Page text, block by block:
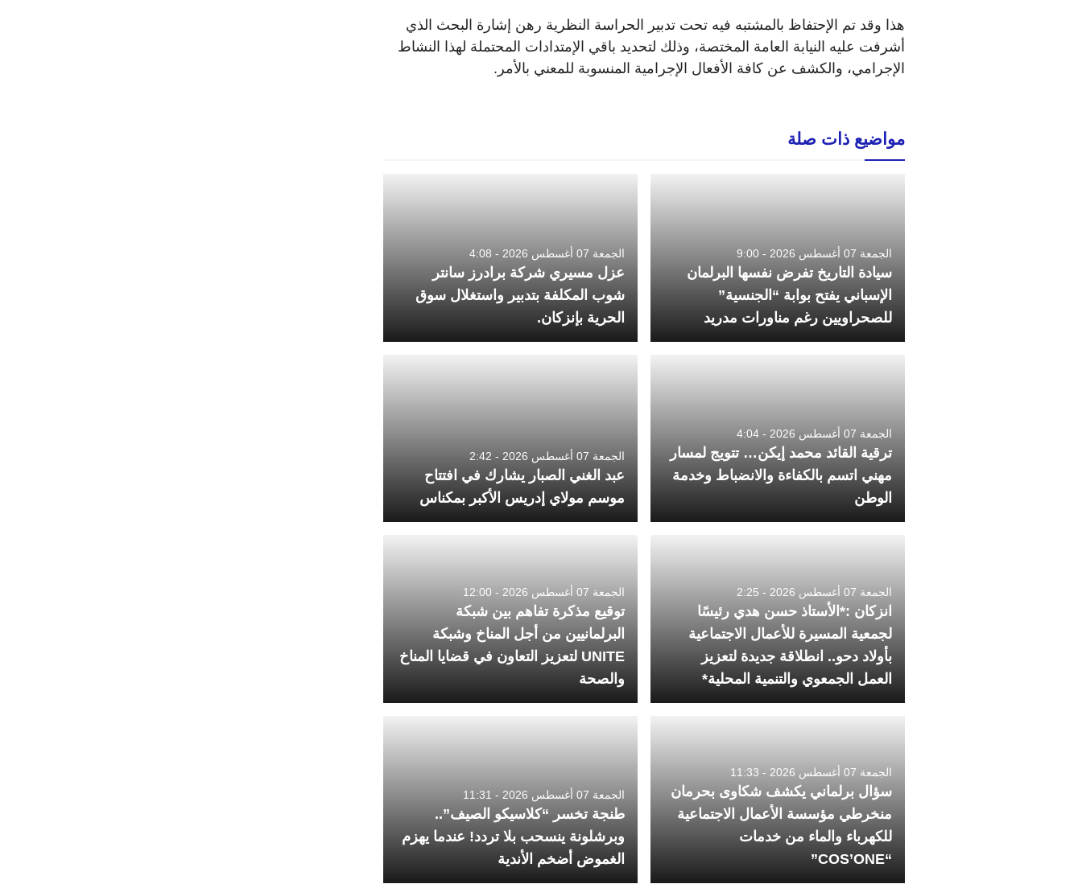
هذا وقد تم الإحتفاظ بالمشتبه فيه تحت تدبير الحراسة النظرية رهن إشارة البحث الذي
أشرفت عليه النيابة العامة المختصة، وذلك لتحديد باقي الإمتدادات المحتملة لهذا النشاط
الإجرامي، والكشف عن كافة الأفعال الإجرامية المنسوبة للمعني بالأمر.
مواضيع ذات صلة
الجمعة 07 أغسطس 2026 - 9:00
سيادة التاريخ تفرض نفسها البرلمان
الإسباني يفتح بوابة “الجنسية”
للصحراويين رغم مناورات مدريد
الجمعة 07 أغسطس 2026 - 4:08
عزل مسيري شركة برادرز سانتر
شوب المكلفة بتدبير واستغلال سوق
الحرية بإنزكان.
الجمعة 07 أغسطس 2026 - 4:04
ترقية القائد محمد إيكن… تتويج لمسار
مهني اتسم بالكفاءة والانضباط وخدمة
الوطن
الجمعة 07 أغسطس 2026 - 2:42
عبد الغني الصبار يشارك في افتتاح
موسم مولاي إدريس الأكبر بمكناس
الجمعة 07 أغسطس 2026 - 2:25
انزكان :*الأستاذ حسن هدي رئيسًا
لجمعية المسيرة للأعمال الاجتماعية
بأولاد دحو.. انطلاقة جديدة لتعزيز
العمل الجمعوي والتنمية المحلية*
الجمعة 07 أغسطس 2026 - 12:00
توقيع مذكرة تفاهم بين شبكة
البرلمانيين من أجل المناخ وشبكة
UNITE لتعزيز التعاون في قضايا المناخ
والصحة
الجمعة 07 أغسطس 2026 - 11:33
سؤال برلماني يكشف شكاوى بحرمان
منخرطي مؤسسة الأعمال الاجتماعية
للكهرباء والماء من خدمات
“COS’ONE”
الجمعة 07 أغسطس 2026 - 11:31
طنجة تخسر “كلاسيكو الصيف”..
وبرشلونة ينسحب بلا تردد! عندما يهزم
الغموض أضخم الأندية